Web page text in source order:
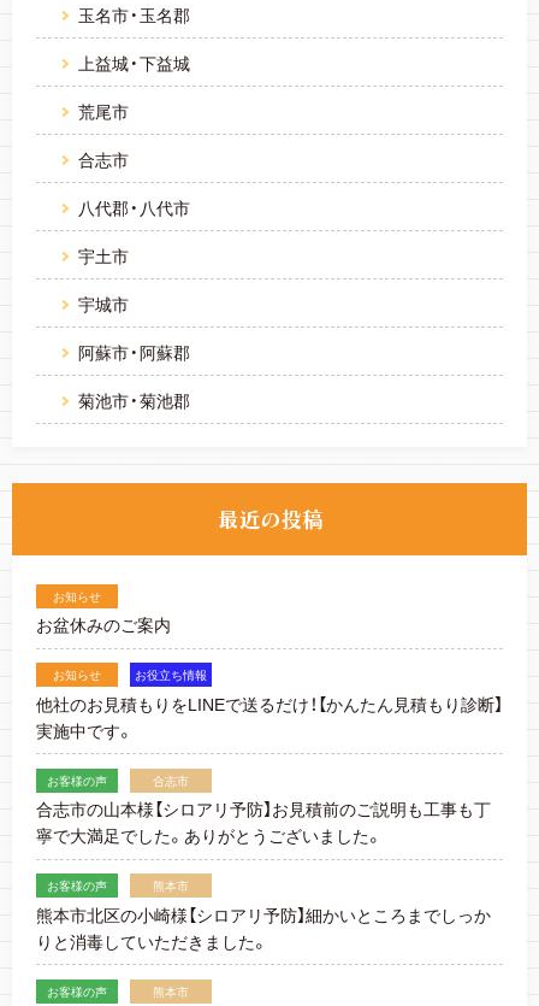
玉名市・玉名郡
上益城・下益城
荒尾市
合志市
八代郡・八代市
宇土市
宇城市
阿蘇市・阿蘇郡
菊池市・菊池郡
お知らせ
お盆休みのご案内
お知らせ お役立ち情報
他社のお見積もりをLINEで送るだけ！【かんたん見積もり診断】
実施中です。
お客様の声 合志市
合志市の山本様【シロアリ予防】お見積前のご説明も工事も丁
寧で大満足でした。ありがとうございました。
お客様の声 熊本市
熊本市北区の小崎様【シロアリ予防】細かいところまでしっか
りと消毒していただきました。
お客様の声 熊本市